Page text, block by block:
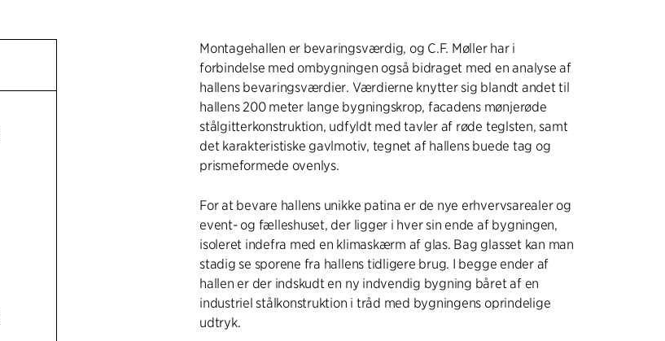
Montagehallen er bevaringsværdig, og C.F. Møller har i
forbindelse med ombygningen også bidraget med en analyse af
hallens bevaringsværdier. Værdierne knytter sig blandt andet til
hallens 200 meter lange bygningskrop, facadens mønjerøde
stålgitterkonstruktion, udfyldt med tavler af røde teglsten, samt
det karakteristiske gavlmotiv, tegnet af hallens buede tag og
prismeformede ovenlys.
For at bevare hallens unikke patina er de nye erhvervsarealer og
event- og fælleshuset, der ligger i hver sin ende af bygningen,
isoleret indefra med en klimaskærm af glas. Bag glasset kan man
stadig se sporene fra hallens tidligere brug. I begge ender af
hallen er der indskudt en ny indvendig bygning båret af en
industriel stålkonstruktion i tråd med bygningens oprindelige
udtryk.